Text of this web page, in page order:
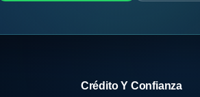
Crédito Y Confianza